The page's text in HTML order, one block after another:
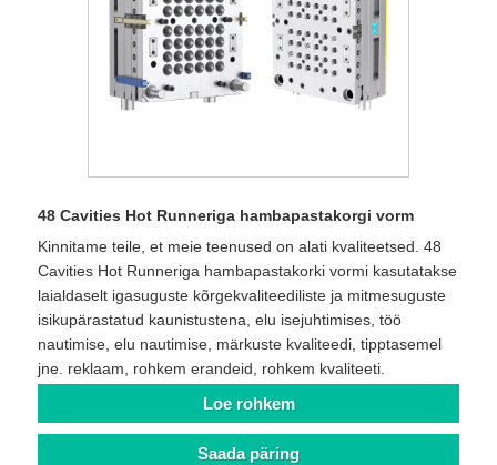
48 Cavities Hot Runneriga hambapastakorgi vorm
Kinnitame teile, et meie teenused on alati kvaliteetsed. 48
Cavities Hot Runneriga hambapastakorki vormi kasutatakse
laialdaselt igasuguste kõrgekvaliteediliste ja mitmesuguste
isikupärastatud kaunistustena, elu isejuhtimises, töö
nautimise, elu nautimise, märkuste kvaliteedi, tipptasemel
jne. reklaam, rohkem erandeid, rohkem kvaliteeti.
Loe rohkem
Saada päring